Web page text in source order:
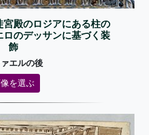
殿のロジアにある柱の
ロのデッサンに基づく装
飾
エルの後
を選ぶ